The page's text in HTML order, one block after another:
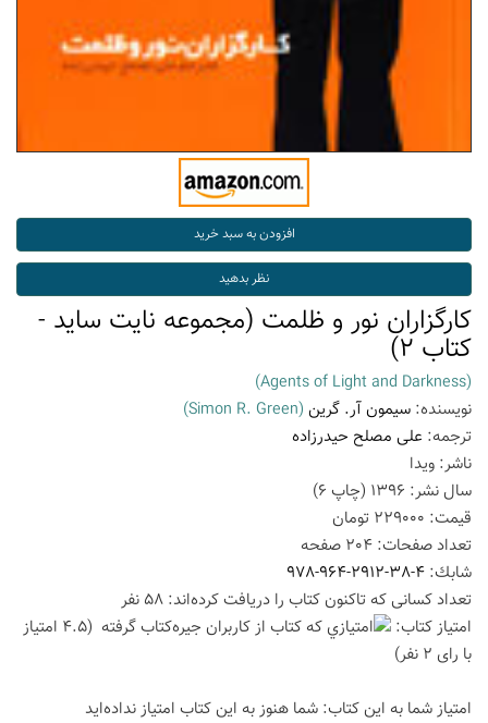
کارگزاران نور و ظلمت (مجموعه نایت ساید -
کتاب 2)
(Agents of Light and Darkness)
نویسنده: سیمون آر. گرین (Simon R. Green)
ترجمه: علی مصلح حیدرزاده
ناشر: ویدا
سال نشر: 1396 (چاپ 6
)
قیمت: 229000 تومان
تعداد صفحات: 204 صفحه
شابك: 978-964-2912-38-4
تعداد كسانی كه تاكنون كتاب را دریافت كرده‌اند: 58 نفر
امتیاز كتاب:
(4.5 امتیاز
با رای 2 نفر)
امتیاز شما به این كتاب: شما هنوز به این كتاب امتیاز نداده‌اید